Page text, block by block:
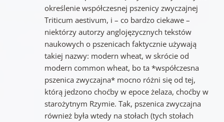
określenie współczesnej pszenicy zwyczajnej
Triticum aestivum, i – co bardzo ciekawe –
niektórzy autorzy anglojęzycznych tekstów
naukowych o pszenicach faktycznie używają
takiej nazwy: modern wheat, w skrócie od
modern common wheat, bo ta *współczesna
pszenica zwyczajna* mocno różni się od tej,
którą jedzono choćby w epoce żelaza, choćby w
starożytnym Rzymie. Tak, pszenica zwyczajna
również była wtedy na stołach (tych stołach